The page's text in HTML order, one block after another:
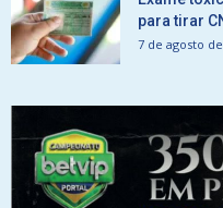
para tirar
7 de agosto